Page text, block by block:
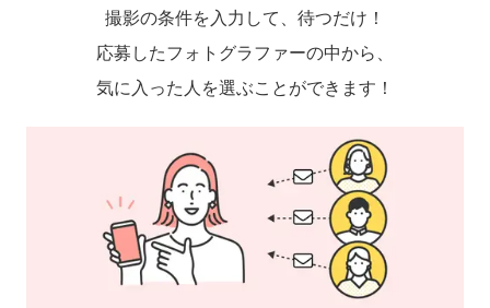
撮影の条件を入力して、待つだけ！
応募したフォトグラファーの中から、
気に入った人を選ぶことができます！